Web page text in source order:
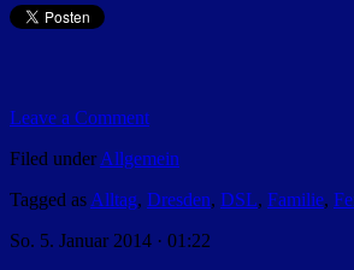
Leave a Comment
Filed under Allgemein
Tagged as Alltag, Dresden, DSL, Familie,
So. 5. Januar 2014 · 01:22